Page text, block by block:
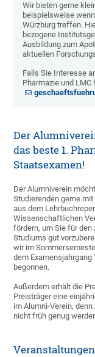
Wir bieten gerne
beispielsweise
Würzburg treffen.
bezogene
Ausbildung zum
aktuellen
Falls Sie Interesse
Pharmazie und
Der
das beste 1.
Staatsexamen!
Der Alumniverein
Studierenden gerne
aus dem
Wissenschaftlichen
fördern, um Sie für den
Studiums gut
wir im
dem Examensjahrgang
begonnen.
Außerdem erhält die
Preisträger eine
im Alumni-Verein,
nicht früh genug
Veranstaltungen